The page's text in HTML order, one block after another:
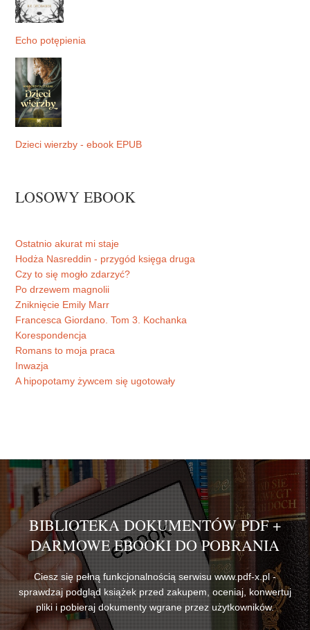
Echo potępienia
Dzieci wierzby - ebook EPUB
LOSOWY EBOOK
Ostatnio akurat mi staje
Hodża Nasreddin - przygód księga druga
Czy to się mogło zdarzyć?
Po drzewem magnolii
Zniknięcie Emily Marr
Francesca Giordano. Tom 3. Kochanka
Korespondencja
Romans to moja praca
Inwazja
A hipopotamy żywcem się ugotowały
BIBLIOTEKA DOKUMENTÓW PDF +
DARMOWE EBOOKI DO POBRANIA
Ciesz się pełną funkcjonalnością serwisu www.pdf-x.pl -
sprawdzaj podgląd książek przed zakupem, oceniaj, konwertuj
pliki i pobieraj dokumenty wgrane przez użytkowników.